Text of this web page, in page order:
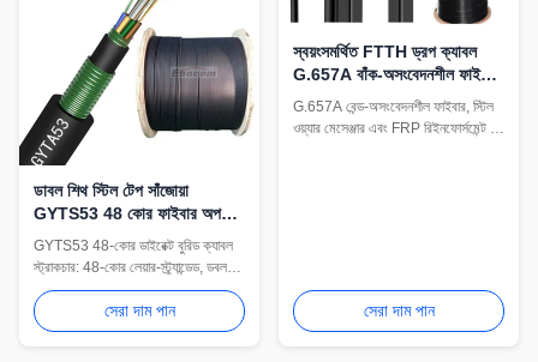
ডাবল শিথ স্টিল টেপ সাঁজোয়া
GYTS53 48 কোর ফাইবার অপটিক
কেবল আউটডোর আন্ডারগ্রাউন্ড
অ্যাপ্লিকেশনের জন্য
GYTS53 48-কোর ডাইরেক্ট বুরিড ক্যাবল
স্ট্রাকচার: 48-কোর লেয়ার-স্ট্র্যান্ডেড, ডবল
পিই জ্যাকেট, স্টিল টেপ আর্মার্ড। বৈশিষ্ট্য: উচ্চ
ক্রাশ প্রতিরোধের, 100% জলরোধী।
ভূগর্ভস্থ সরাসরি সমাধি LAN/টেলিকম
সেরা দাম পান
স্বয়ংসমর্থিত FTTH ড্রপ ক্যাবল
G.657A বাঁক-অসংবেদনশীল ফাইবার
এবং স্টিলের তারের মেসেঞ্জার সহ
LSZH জ্যাকেটে
G.657A বেন্ড-অসংবেদনশীল ফাইবার, স্টিল
ওয়্যার মেসেঞ্জার এবং FRP রিইনফোর্সমেন্ট সহ
সেরা দাম পান